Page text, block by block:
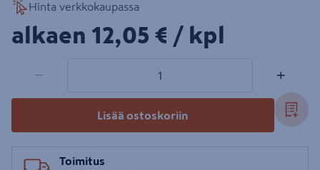
Hinta verkkokaupassa
alkaen 12,05€/kpl
12,05 € / kpl
− +
Lisää ostoskoriin
Toimitus